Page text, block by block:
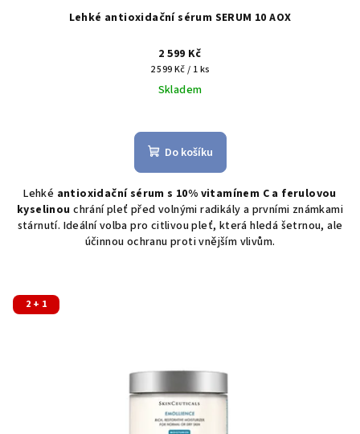
Lehké antioxidační sérum SERUM 10 AOX
2 599 Kč
Měrná
cena:
2 599 Kč / 1 ks
Skladem
Do košíku
Lehké antioxidační sérum s 10% vitamínem C a ferulovou
kyselinou chrání pleť před volnými radikály a prvními známkami
stárnutí. Ideální volba pro citlivou pleť, která hledá šetrnou, ale
účinnou ochranu proti vnějším vlivům.
2 + 1